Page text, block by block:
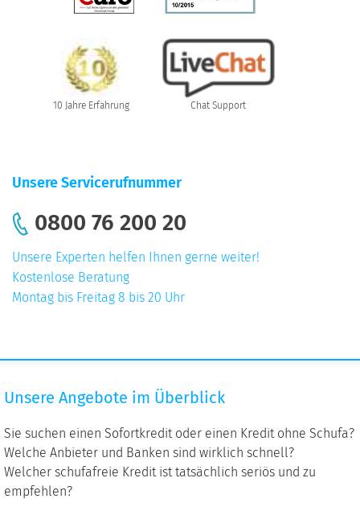
10 Jahre Erfahrung Chat Support
Unsere Servicerufnummer
0800 76 200 20
Unsere Experten helfen Ihnen gerne weiter!
Kostenlose Beratung
Montag bis Freitag 8 bis 20 Uhr
Angebote
Überblick
Unsere Angebote im Überblick
Sie suchen einen Sofortkredit oder einen Kredit ohne Schufa?
Welche Anbieter und Banken sind wirklich schnell?
Welcher schufafreie Kredit ist tatsächlich seriös und zu
empfehlen?